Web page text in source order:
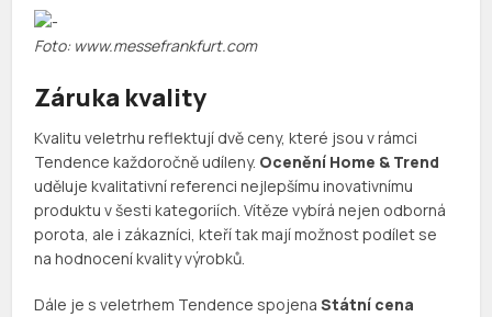
Foto: www.messefrankfurt.com
Záruka kvality
Kvalitu veletrhu reflektují dvě ceny, které jsou v rámci
Tendence každoročně udíleny. Ocenění Home & Trend
uděluje kvalitativní referenci nejlepšímu inovativnímu
produktu v šesti kategoriích. Vítěze vybírá nejen odborná
porota, ale i zákazníci, kteří tak mají možnost podílet se
na hodnocení kvality výrobků.
Dále je s veletrhem Tendence spojenaStátní cena